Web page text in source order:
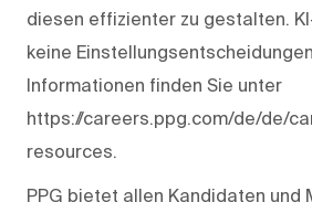
diesen effizienter zu gestalten.
keine
Informationen finden Sie unter
https://careers.ppg.com/de/de/
resources.
PPG bietet allen Kandidaten und